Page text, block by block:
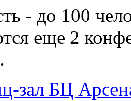
- до 100
еще 2
зал БЦ